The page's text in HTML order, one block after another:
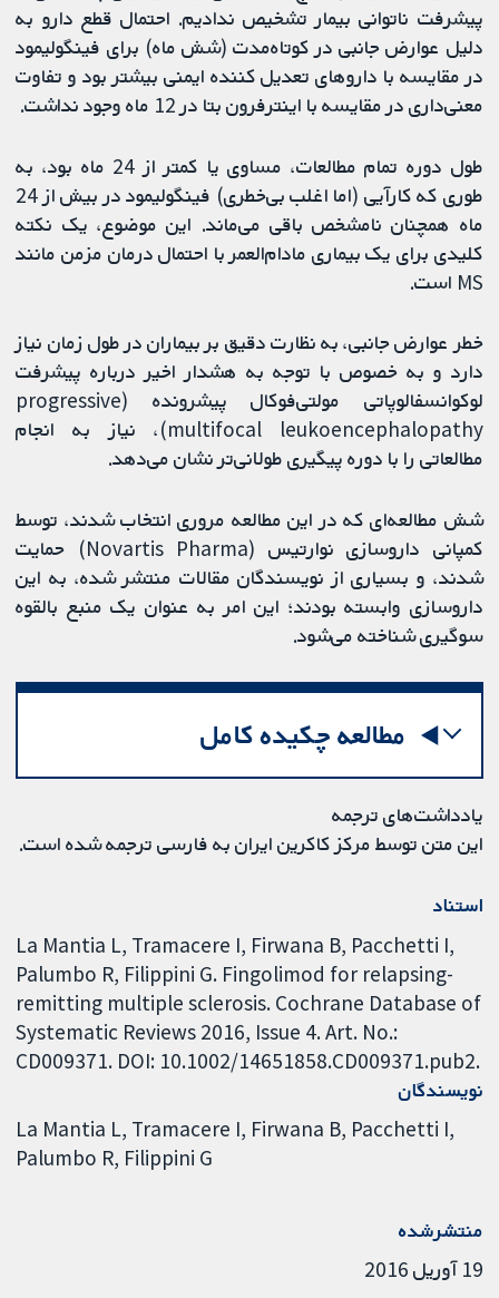
پیشرفت ناتوانی بیمار تشخیص ندادیم. احتمال قطع دارو به
دلیل عوارض جانبی در کوتاه‌مدت (شش ماه) برای فینگولیمود
در مقایسه با داروهای تعدیل کننده ایمنی بیشتر بود و تفاوت
معنی‌داری در مقایسه با اینترفرون بتا در 12 ماه وجود نداشت.
طول دوره تمام مطالعات، مساوی یا کمتر از 24 ماه بود، به
طوری که کارآیی (اما اغلب بی‌خطری) فینگولیمود در بیش از 24
ماه همچنان نامشخص باقی می‌ماند. این موضوع، یک نکته
کلیدی برای یک بیماری مادام‌العمر با احتمال درمان مزمن مانند
MS است.
خطر عوارض جانبی، به نظارت دقیق بر بیماران در طول زمان نیاز
دارد و به خصوص با توجه به هشدار اخیر درباره پیشرفت
لوکوانسفالوپاتی مولتی‌فوکال پیشرونده (progressive
multifocal leukoencephalopathy)، نیاز به انجام
مطالعاتی را با دوره پیگیری طولانی‌تر نشان می‌دهد.
شش مطالعه‌ای که در این مطالعه مروری انتخاب شدند، توسط
کمپانی داروسازی نوارتیس (Novartis Pharma) حمایت
شدند، و بسیاری از نویسندگان مقالات منتشر شده، به این
داروسازی وابسته بودند؛ این امر به عنوان یک منبع بالقوه
سوگیری شناخته می‌شود.
مطالعه چکیده کامل
یادداشت‌های ترجمه
این متن توسط مرکز کاکرین ایران به فارسی ترجمه شده است.
استناد
La Mantia L, Tramacere I, Firwana B, Pacchetti I,
Palumbo R, Filippini G. Fingolimod for relapsing-
remitting multiple sclerosis. Cochrane Database of
Systematic Reviews 2016, Issue 4. Art. No.:
CD009371. DOI: 10.1002/14651858.CD009371.pub2.
نویسندگان
La Mantia L Tramacere I Firwana B Pacchetti I
Palumbo R Filippini G
منتشرشده
19 آوریل 2016